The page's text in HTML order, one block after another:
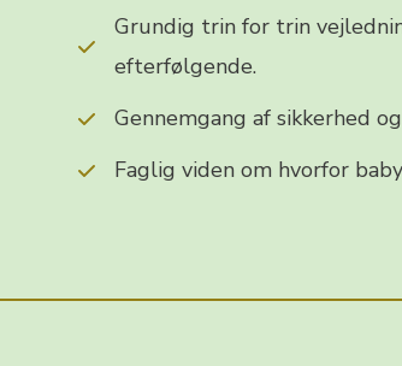
Grundig trin for trin
efterfølgende.
Gennemgang af sikkerhed
Faglig viden om hvorfor